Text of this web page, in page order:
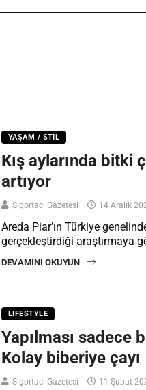
YAŞAM / STIL
Kış aylarında bitki
artıyor
Sigortacı Gazetesi 14 Aralık
Areda Piar’ın Türkiye
gerçekleştirdiği araştırmaya
DEVAMINI OKUYUN
LIFESTYLE
Yapılması sadece
Kolay biberiye çayı
Sigortacı Gazetesi 11 Şubat